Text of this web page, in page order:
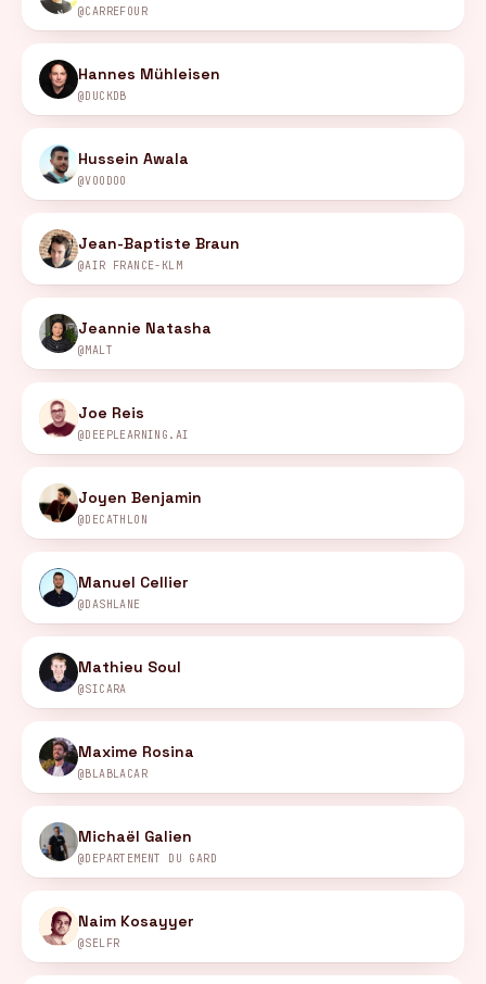
@CARREFOUR
Hannes Mühleisen
@DUCKDB
Hussein Awala
@VOODOO
Jean-Baptiste Braun
@AIR FRANCE-KLM
Jeannie Natasha
@MALT
Joe Reis
@DEEPLEARNING.AI
Joyen Benjamin
@DECATHLON
Manuel Cellier
@DASHLANE
Mathieu Soul
@SICARA
Maxime Rosina
@BLABLACAR
Michaël Galien
@DÉPARTEMENT DU GARD
Naim Kosayyer
@SELFR